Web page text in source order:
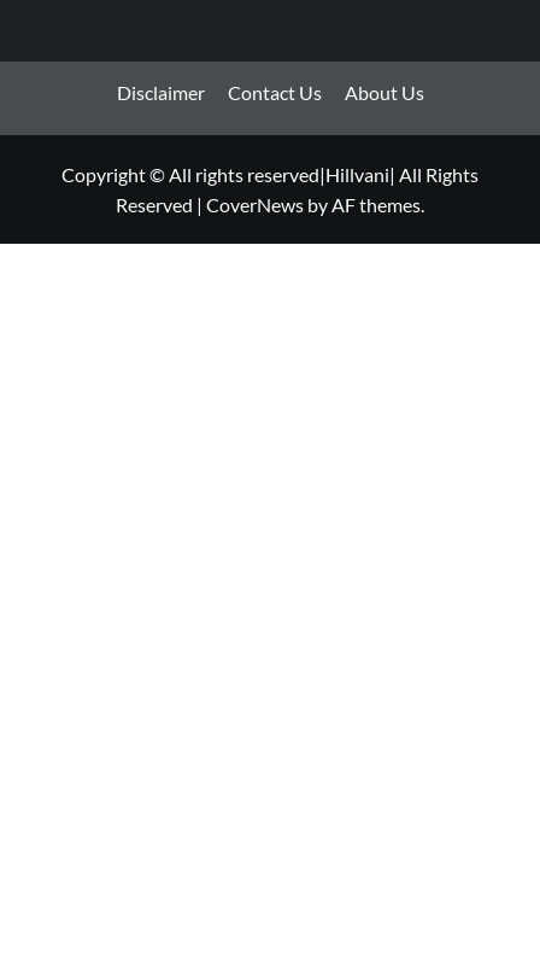
Disclaimer Contact Us About Us
Copyright © All rights reserved|Hillvani| All Rights
Reserved | CoverNews by AF themes.